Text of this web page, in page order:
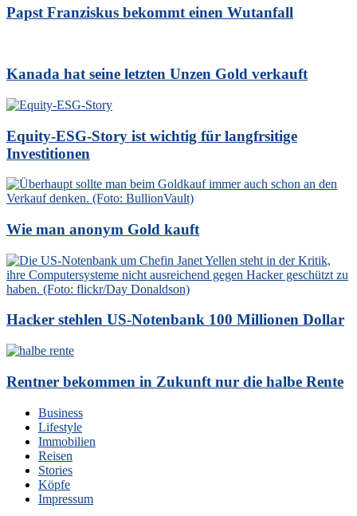
Papst Franziskus bekommt einen Wutanfall
Kanada hat seine letzten Unzen Gold verkauft
Equity-ESG-Story ist wichtig für langfrsitige
Investitionen
Wie man anonym Gold kauft
Hacker stehlen US-Notenbank 100 Millionen Dollar
Rentner bekommen in Zukunft nur die halbe Rente
Business
Lifestyle
Immobilien
Reisen
Stories
Köpfe
Impressum